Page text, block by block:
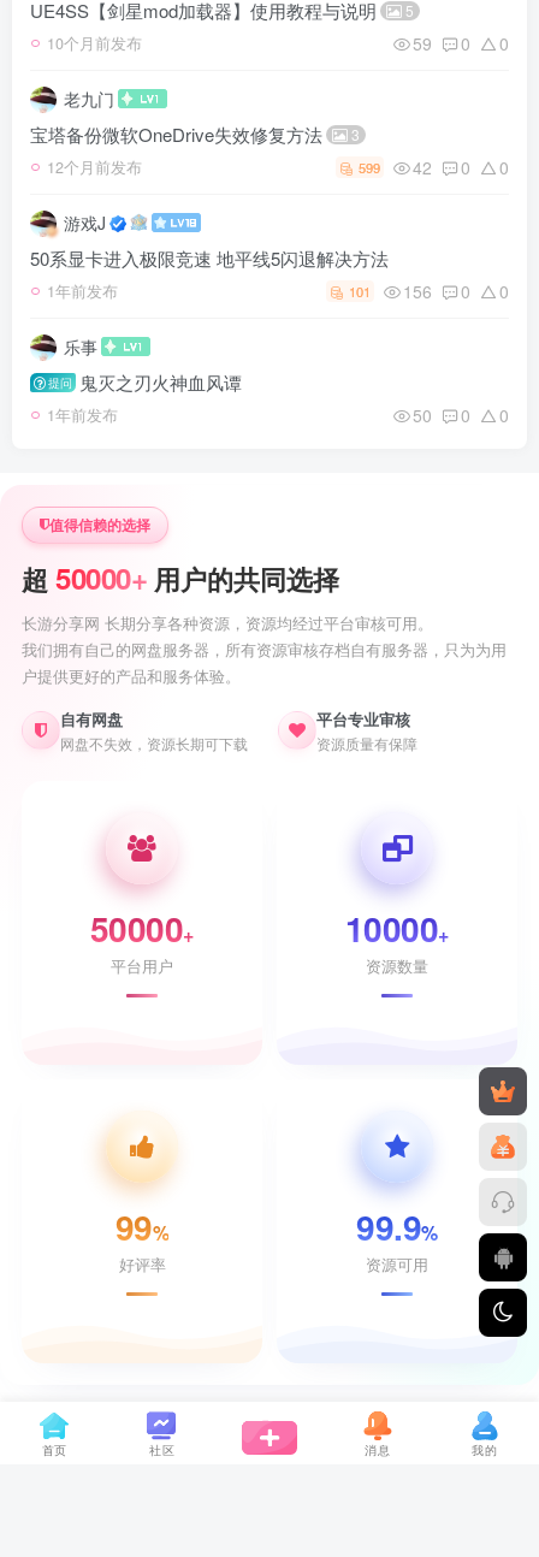
UE4SS【剑星mod加载器】使用教程与说明 5
10个月前发布 59 0 0
老九门
宝塔备份微软OneDrive失效修复方法 3
12个月前发布 599 42 0 0
游戏J
50系显卡进入极限竞速 地平线5闪退解决方法
1年前发布 101 156 0 0
乐事
提问 鬼灭之刃火神血风谭
1年前发布 50 0 0
值得信赖的选择
超 50000+ 用户的共同选择
长游分享网 长期分享各种资源，资源均经过平台审核可用。
我们拥有自己的网盘服务器，所有资源审核存档自有服务器，只为为用
户提供更好的产品和服务体验。
自有网盘
网盘不失效，资源长期可下载
平台专业审核
资源质量有保障
50000+
平台用户
10000+
资源数量
99%
好评率
99.9%
资源可用
友情链接 免责声明 广告合作 资源投诉 小黑屋公示
Copyright © 2022 ·长游分享网
· 长期为香港华人服务 · 【本站所有文章作品
首页 社区 消息 我的